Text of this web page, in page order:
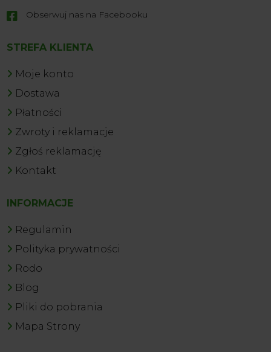
 Obserwuj nas na Facebooku
STREFA KLIENTA
Moje konto
Dostawa
Płatności
Zwroty i reklamacje
Zgłoś reklamację
Kontakt
INFORMACJE
Regulamin
Polityka prywatności
Rodo
Blog
Pliki do pobrania
Mapa Strony